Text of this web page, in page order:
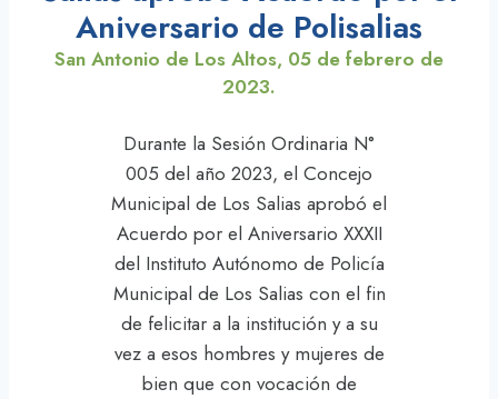
Aniversario de Polisalias
San Antonio de Los Altos, 05 de febrero de
2023.
Durante la Sesión Ordinaria N°
005 del año 2023, el Concejo
Municipal de Los Salias aprobó el
Acuerdo por el Aniversario XXXII
del Instituto Autónomo de Policía
Municipal de Los Salias con el fin
de felicitar a la institución y a su
vez a esos hombres y mujeres de
bien que con vocación de